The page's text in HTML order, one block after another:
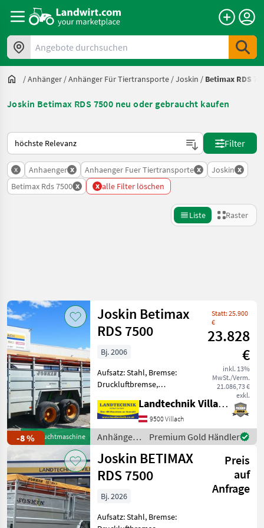
Angebote durchsuchen
/Anhänger /Anhänger Für Tiertransporte /Joskin / Betimax RDS
Joskin Betimax RDS 7500 neu oder gebraucht kaufen
So wird auf Landwirt.com sortiert
Filter
x Anhaenger x Anhaenger Fuer Tiertransporte x Joskin x
Betimax Rds 7500 x x alle Filter löschen
Liste Raster
Kategorie 5 Land Filter
AKTUELLER
PFAD
Landtechnik
Anhaenger
Anhaenger
Fuer
Tiertransporte
Betimax
Rds 7500
KATEGORIE
WÄHLEN
Zurücksetzen
2
Ergebnisse
anzeigen
-8 %Gebrauchtmaschine
Joskin Betimax
RDS 7500
Statt: 25.900
€
23.828
€
inkl. 13%
MwSt./Verm.
21.086,73 €
exkl.
Bj. 2006
Aufsatz: Stahl, Bremse:
Druckluftbremse,
Planenaufbau,
Hydraulischer Stützfuß
Joskin Viehanhänger RDS
7500, hydraulisch
absenkbar, mit
Tandemachse, vollverz
Landtechnik Villach GmbH
9500 Villach
Anhänger /
Joskin
Premium Gold Händler
Joskin BETIMAX
RDS 7500
Preis
auf
Anfrage
Bj. 2026
Aufsatz: Stahl, Bremse: